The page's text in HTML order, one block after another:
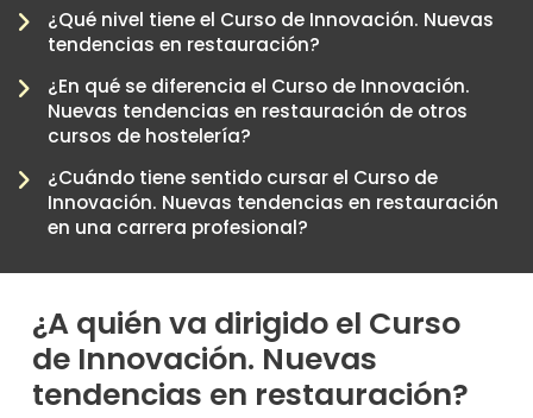
¿Qué nivel tiene el Curso de Innovación. Nuevas
tendencias en restauración?
¿En qué se diferencia el Curso de Innovación.
Nuevas tendencias en restauración de otros
cursos de hostelería?
¿Cuándo tiene sentido cursar el Curso de
Innovación. Nuevas tendencias en restauración
en una carrera profesional?
¿A quién va dirigido el Curso
de Innovación. Nuevas
tendencias en restauración?